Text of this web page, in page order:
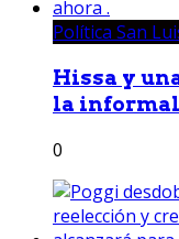
Política San
Hissa y
la
0